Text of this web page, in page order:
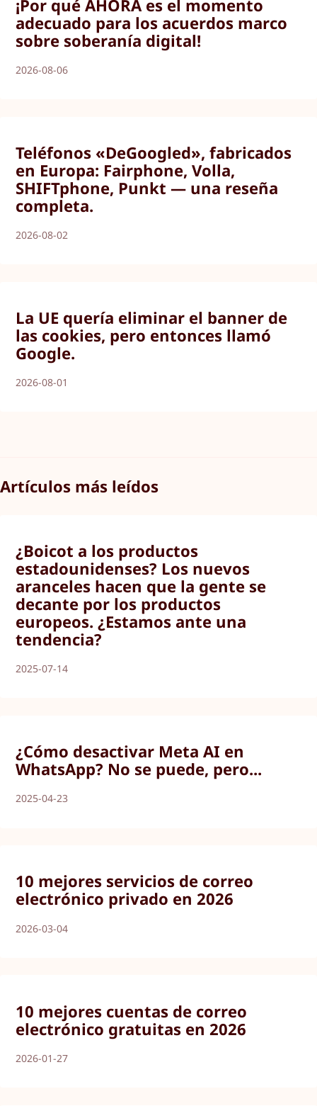
¡Por qué AHORA es el momento
adecuado para los acuerdos marco
sobre soberanía digital!
2026-08-06
Teléfonos «DeGoogled», fabricados
en Europa: Fairphone, Volla,
SHIFTphone, Punkt — una reseña
completa.
2026-08-02
La UE quería eliminar el banner de
las cookies, pero entonces llamó
Google.
2026-08-01
Artículos más leídos
¿Boicot a los productos
estadounidenses? Los nuevos
aranceles hacen que la gente se
decante por los productos
europeos. ¿Estamos ante una
tendencia?
2025-07-14
¿Cómo desactivar Meta AI en
WhatsApp? No se puede, pero...
2025-04-23
10 mejores servicios de correo
electrónico privado en 2026
2026-03-04
10 mejores cuentas de correo
electrónico gratuitas en 2026
2026-01-27